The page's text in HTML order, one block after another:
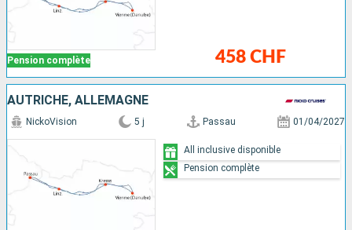
Pension complète 458 CHF
AUTRICHE, ALLEMAGNE
NickoVision 5 j Passau 01/04/2027
All inclusive disponible
Pension complète